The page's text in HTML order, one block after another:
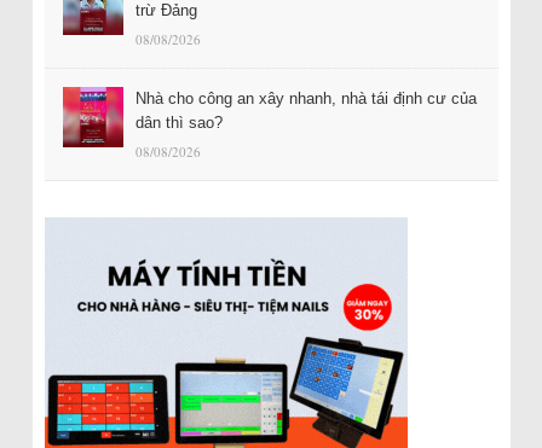
trừ Đảng
08/08/2026
Nhà cho công an xây nhanh, nhà tái định cư của
dân thì sao?
08/08/2026